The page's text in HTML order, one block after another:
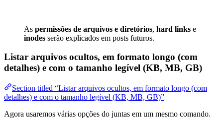
As permissões de arquivos e diretórios, hard links e
inodes serão explicados em posts futuros.
Listar arquivos ocultos, em formato longo (com
detalhes) e com o tamanho legível (KB, MB, GB)
Section titled “Listar arquivos ocultos, em formato longo (com
detalhes) e com o tamanho legível (KB, MB, GB)”
Agora usaremos várias opções do juntas em um mesmo comando.